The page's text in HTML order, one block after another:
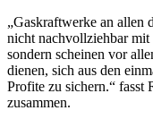
„Gaskraftwerke an allen
nicht nachvollziehbar mit
sondern scheinen vor
dienen, sich aus den
Profite zu sichern.“
zusammen.